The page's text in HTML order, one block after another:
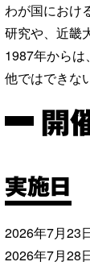
わが国におけ
研究や、近畿
1987年からは
他ではできな
開
実施日
2026年7月23
2026年7月28